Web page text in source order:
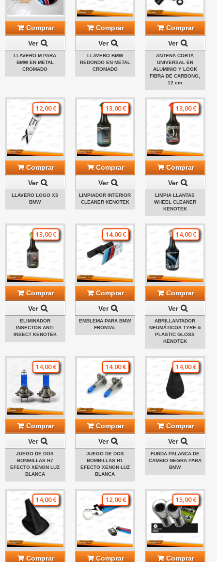
Comprar
Ver
LLAVERO M PARA
BMW EN METAL
CROMADO
Comprar
Ver
LLAVERO BMW
REDONDO EN METAL
CROMADO
Comprar
Ver
ANTENA CORTA
UNIVERSAL EN
ALUMINIO Y LOOK
FIBRA DE CARBONO,
12 cm
12,00 €
Comprar
Ver
LLAVERO LOGO X3
BMW
13,00 €
Comprar
Ver
LIMPIADOR INTERIOR
CLEANER KENOTEK
13,00 €
Comprar
Ver
LIMPIA LLANTAS
WHEEL CLEANER
KENOTEK
13,00 €
Comprar
Ver
ELIMINADOR
INSECTOS ANTI
INSECT KENOTEK
14,00 €
Comprar
Ver
EMBLEMA PARA BMW
FRONTAL
14,00 €
Comprar
Ver
ABRILLANTADOR
NEUMÁTICOS TYRE &
PLASTIC GLOSS
KENOTEK
14,00 €
Comprar
Ver
JUEGO DE DOS
BOMBILLAS H7
EFECTO XENON LUZ
BLANCA
14,00 €
Comprar
Ver
JUEGO DE DOS
BOMBILLAS H1
EFECTO XENON LUZ
BLANCA
14,00 €
Comprar
Ver
FUNDA PALANCA DE
CAMBIO NEGRA PARA
BMW
14,00 €
Comprar
12,00 €
Comprar
15,00 €
Comprar